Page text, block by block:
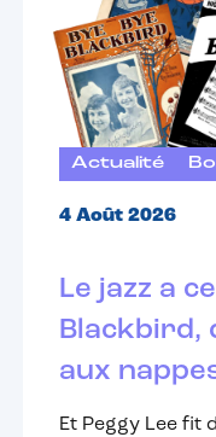
Actualité
4 Août 2026
Le jazz a
Blackbird,
aux
Et Peggy Lee fit